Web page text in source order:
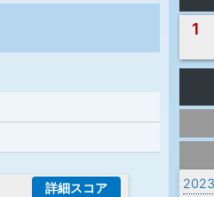
詳細スコア
1